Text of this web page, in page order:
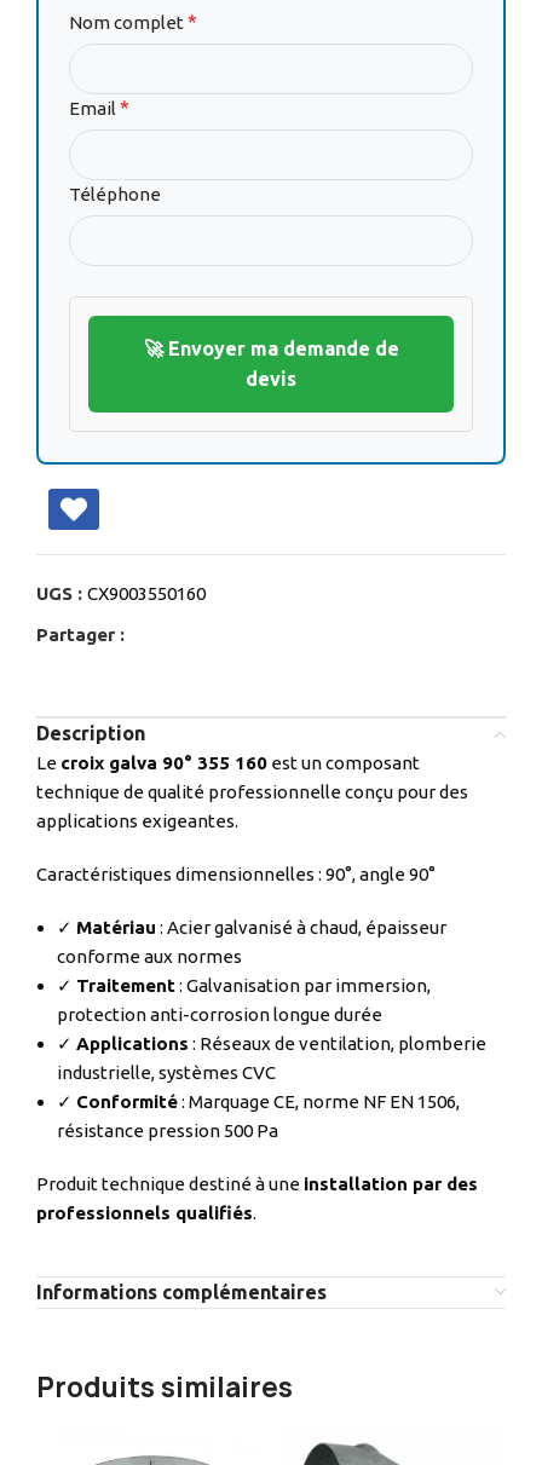
Nom complet*
Email *
Téléphone
🚀 Envoyer ma demande de
devis
UGS : CX9003550160
Partager :
Description
Le croix galva 90° 355 160 est un composant
technique de qualité professionnelle conçu pour des
applications exigeantes.
Caractéristiques dimensionnelles : 90°, angle 90°
✓ Matériau : Acier galvanisé à chaud, épaisseur
conforme aux normes
✓ Traitement: Galvanisation par immersion,
protection anti-corrosion longue durée
✓ Applications : Réseaux de ventilation, plomberie
industrielle, systèmes CVC
✓ Conformité: Marquage CE, norme NF EN 1506,
résistance pression 500 Pa
Produit technique destiné à une installation par des
professionnels qualifiés.
Informations complémentaires
Produits similaires